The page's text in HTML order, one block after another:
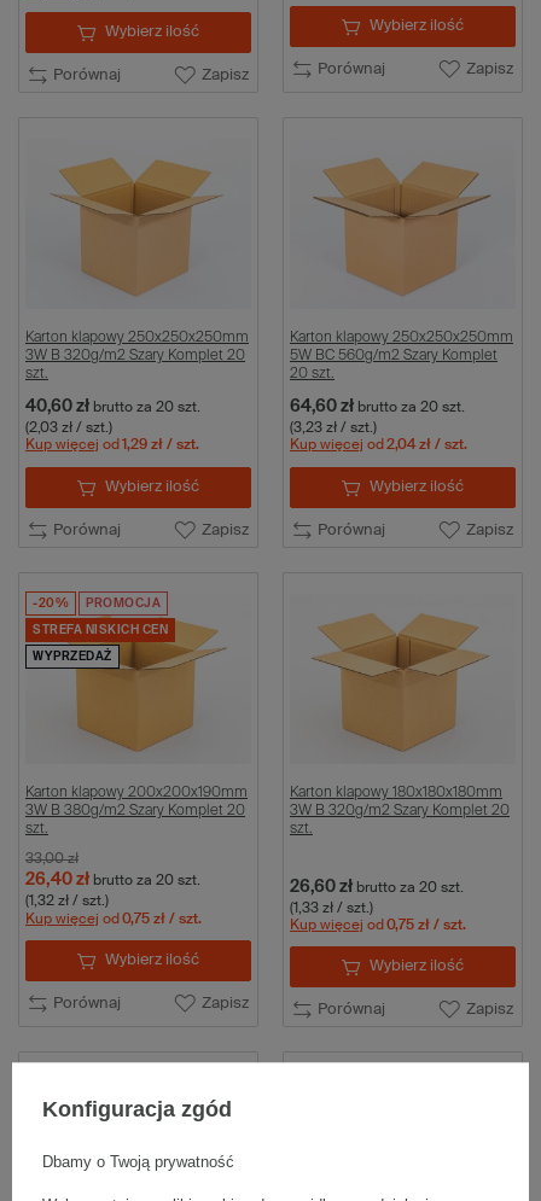
Porównaj Zapisz
Wybierz ilość
Porównaj Zapisz
Wybierz ilość
Karton klapowy 250x250x250mm
3W B 320g/m2 Szary Komplet 20
szt.
40,60 zł brutto za 20 szt.
(2,03 zł / szt.)
Kup więcej od 1,29 zł / szt.
Porównaj Zapisz
Wybierz ilość
Karton klapowy 250x250x250mm
5W BC 560g/m2 Szary Komplet
20 szt.
64,60 zł brutto za 20 szt.
(3,23 zł / szt.)
Kup więcej od 2,04 zł / szt.
Porównaj Zapisz
Wybierz ilość
-20% PROMOCJA
STREFA NISKICH CEN
WYPRZEDAŻ
Karton klapowy 200x200x190mm
3W B 380g/m2 Szary Komplet 20
szt.
33,00 zł
26,40 zł brutto za 20 szt.
(1,32 zł / szt.)
Kup więcej od 0,75 zł / szt.
Porównaj Zapisz
Wybierz ilość
Karton klapowy 180x180x180mm
3W B 320g/m2 Szary Komplet 20
szt.
26,60 zł brutto za 20 szt.
(1,33 zł / szt.)
Kup więcej od 0,75 zł / szt.
Porównaj Zapisz
Wybierz ilość
Konfiguracja zgód
Dbamy o Twoją prywatność